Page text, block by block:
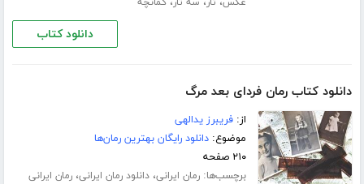
دانلود کتاب
دانلود کتاب رمان فردای بعد مرگ
از:فریبرز یدالهی
موضوع:دانلود رایگان بهترین رمان‌ها
۲۱۰ صفحه
برچسب‌ها:رمان ایرانی،دانلود رمان ایرانی،رمان ایرانی